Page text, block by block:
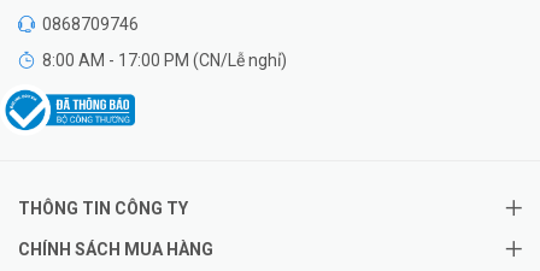
0868709746
8:00 AM - 17:00 PM (CN/Lễ nghỉ)
THÔNG TIN CÔNG TY
CHÍNH SÁCH MUA HÀNG